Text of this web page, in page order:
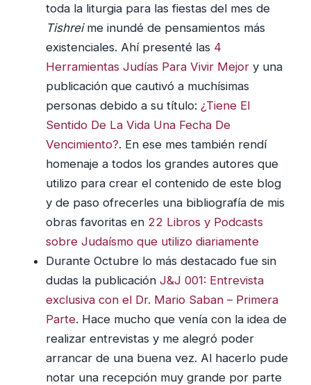
toda la liturgia para las fiestas del mes de
Tishrei me inundé de pensamientos más
existenciales. Ahí presenté las 4
Herramientas Judías Para Vivir Mejory una
publicación que cautivó a muchísimas
personas debido a su título: ¿Tiene El
Sentido De La Vida Una Fecha De
Vencimiento?. En ese mes también rendí
homenaje a todos los grandes autores que
utilizo para crear el contenido de este blog
y de paso ofrecerles una bibliografía de mis
obras favoritas en 22 Libros y Podcasts
sobre Judaísmo que utilizo diariamente
Durante Octubre lo más destacado fue sin
dudas la publicación J&J 001: Entrevista
exclusiva con el Dr. Mario Saban – Primera
Parte. Hace mucho que venía con la idea de
realizar entrevistas y me alegró poder
arrancar de una buena vez. Al hacerlo pude
notar una recepción muy grande por parte